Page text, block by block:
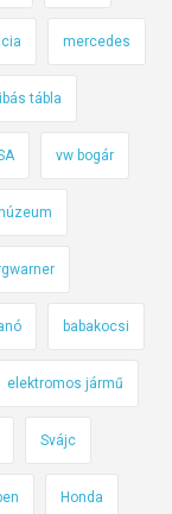
mercedes
tábla
vw bogár
babakocsi
elektromos jármű
Svájc
Honda